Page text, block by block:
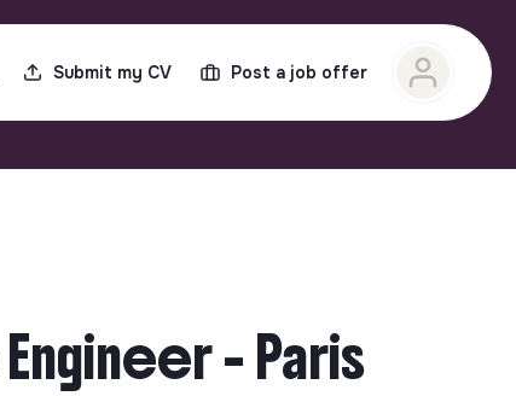
Submit my CV Post a job offer
- Paris